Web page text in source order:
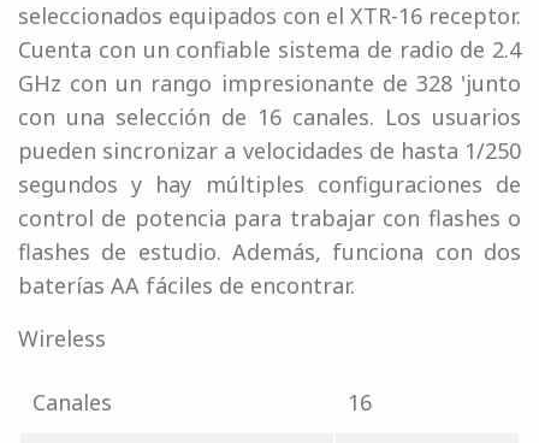
seleccionados equipados con el XTR-16 receptor.
Cuenta con un confiable sistema de radio de 2.4
GHz con un rango impresionante de 328 'junto
con una selección de 16 canales. Los usuarios
pueden sincronizar a velocidades de hasta 1/250
segundos y hay múltiples configuraciones de
control de potencia para trabajar con flashes o
flashes de estudio. Además, funciona con dos
baterías AA fáciles de encontrar.
Wireless
Canales
16